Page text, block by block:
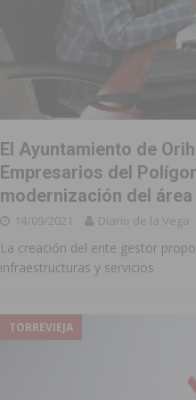
El Ayuntamiento de
Empresarios del
modernización del
14/09/2021 Diario de la Vega
La creación del ente gestor
infraestructuras y servicios
TORREVIEJA